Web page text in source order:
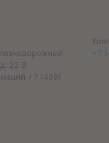
22 В
+7 (499)
+7